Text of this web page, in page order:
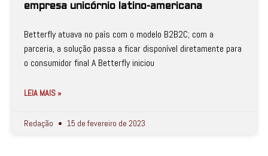
empresa unicórnio latino-americana
Betterfly atuava no país com o modelo B2B2C; com a
parceria, a solução passa a ficar disponível diretamente para
o consumidor final A Betterfly iniciou
LEIA MAIS »
Redação 15 de fevereiro de 2023